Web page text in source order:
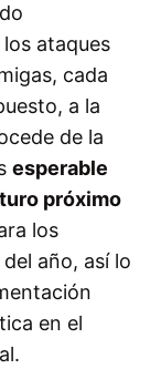
ataques
cada
a la
de la
esperable
próximo
los
año, así lo
en el